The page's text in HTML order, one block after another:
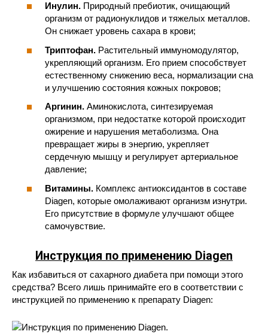
Инулин. Природный пребиотик, очищающий
организм от радионуклидов и тяжелых металлов.
Он снижает уровень сахара в крови;
Триптофан. Растительный иммуномодулятор,
укрепляющий организм. Его прием способствует
естественному снижению веса, нормализации сна
и улучшению состояния кожных покровов;
Аргинин. Аминокислота, синтезируемая
организмом, при недостатке которой происходит
ожирение и нарушения метаболизма. Она
превращает жиры в энергию, укрепляет
сердечную мышцу и регулирует артериальное
давление;
Витамины. Комплекс антиоксидантов в составе
Diagen, которые омолаживают организм изнутри.
Его присутствие в формуле улучшают общее
самочувствие.
Инструкция по применению Diagen
Как избавиться от сахарного диабета при помощи этого
средства? Всего лишь принимайте его в соответствии с
инструкцией по применению к препарату Diagen: